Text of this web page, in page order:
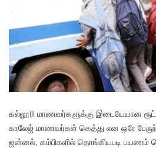
கல்லூரி மாணவர்களுக்கு இடையேயான
காலேஜ் மாணவர்கள் கெத்து என ஒரே
ஜன்னல், கம்பிகளில் தொங்கியபடி பயணம்